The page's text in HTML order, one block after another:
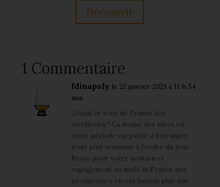
Découvrir
1 Commentaire
fdinapoly le 22 janvier 2021 à 11 h 54
min
Génial ce tour de France des
distilleries ! Ca donne des idées en
cette période ou partir a l’étranger
n’est plus vraiment à l’ordre du jour.
Bravo pour votre soutien et
engagement au made in France nos
producteurs en ont besoin plus que